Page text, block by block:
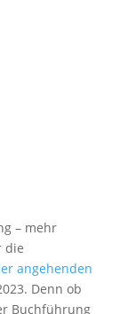
– mehr
die
angehenden
Denn ob
Buchführung